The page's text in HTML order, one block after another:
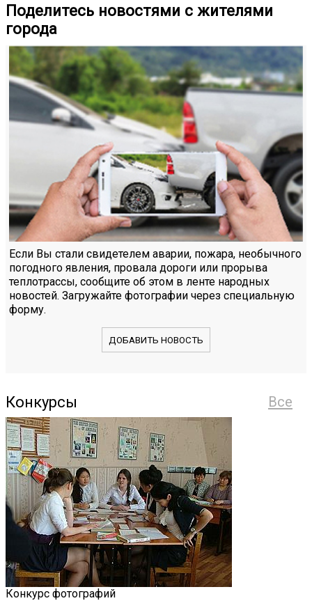
Поделитесь новостями с жителями
города
Если Вы стали свидетелем аварии, пожара, необычного
погодного явления, провала дороги или прорыва
теплотрассы, сообщите об этом в ленте народных
новостей. Загружайте фотографии через специальную
форму.
ДОБАВИТЬ НОВОСТЬ
Все
Конкурсы
Конкурс фотографий